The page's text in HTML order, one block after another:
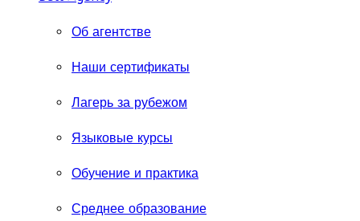
Об агентстве
Наши сертификаты
Лагерь за рубежом
Языковые курсы
Обучение и практика
Среднее образование